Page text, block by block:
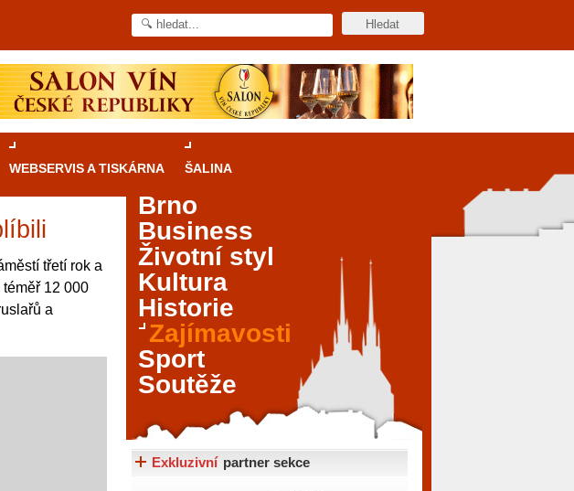
WEBSERVIS A TISKÁRNA ŠALINA
třetí rok a
12 000
a
v Brně: Od
památky, skvělé
jiné je ale také
Brno
Business
Životní styl
Kultura
Historie
Zajímavosti
Sport
Soutěže
Exkluzivní partner sekce